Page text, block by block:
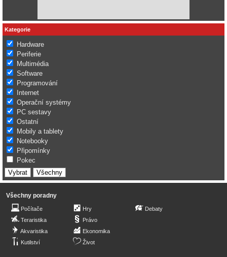
Kategorie
Hardware
Periferie
Multimédia
Software
Programování
Internet
Operační systémy
PC sestavy
Ostatní
Mobily a tablety
Notebooky
Připomínky
Pokec
Všechny poradny
Počítače
Teraristika
Akvaristika
Kutilství
Hry
Právo
Ekonomika
Život
Debaty